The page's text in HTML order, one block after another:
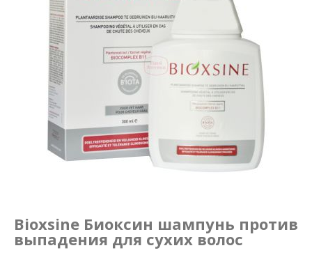
Bioxsine Биоксин шампунь против
выпадения для сухих волос